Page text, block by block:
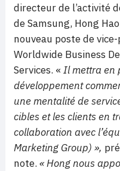
directeur de l’activité
de Samsung, Hong
nouveau poste de
Worldwide Business
Services. « Il mettra en
développement
une mentalité de
cibles et les clients en
collaboration avec
Marketing Group) »,
note. « Hong nous